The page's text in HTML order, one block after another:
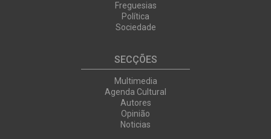
Freguesias
Política
Sociedade
SECÇÕES
Multimedia
Agenda Cultural
Autores
Opinião
Noticias